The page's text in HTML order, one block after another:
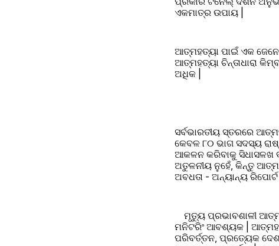
ଏକମାତ୍ର ଉପାୟ |
ଆତ୍ମହତ୍ୟା ପାଇଁ ଏକ
ଆତ୍ମହତ୍ୟା ଚିନ୍ତାଧାରା
ଅଧିକ |
ସର୍ବଭାରତୀୟ ସ୍ତରରେ
କେବଳ ୮୦ ଭାଗ ସଦସ୍ୟ
ଆକଳନ କରିବାକୁ ସିଧାସଳଖ
ଅତୁଳନୀୟ ନୁହେଁ, କିନ୍ତୁ
ଅବଧତା - ଅନ୍ୟାନ୍ୟ
ମୃତ୍ୟୁ ପ୍ରଭାବଶାଳୀ
ମନିଟରିଂ ଆବଶ୍ୟକ |
ପରିବର୍ତ୍ତନ, ପ୍ରତ୍ୟେକ